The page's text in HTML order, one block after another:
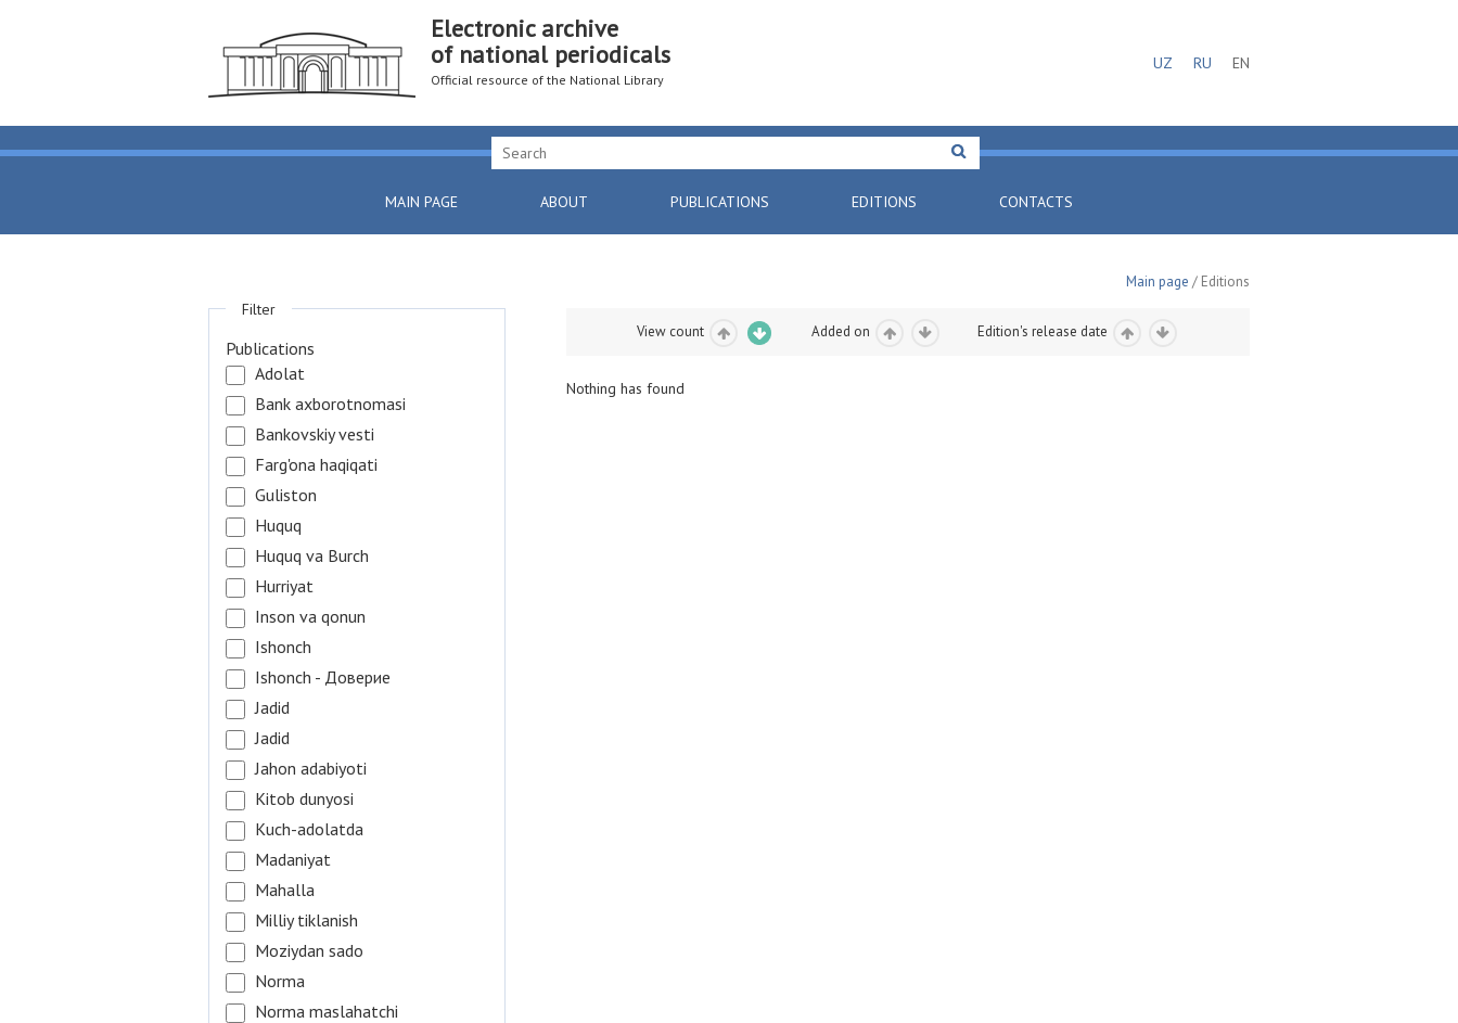
Electronic archive
of national periodicals
Official resource of the National Library
UZ RU EN
MAIN PAGE ABOUT PUBLICATIONS EDITIONS CONTACTS
Main page / Editions
View count Added on Edition's release date
Nothing has found
Filter
Publications
Adolat
Bank axborotnomasi
Bankovskiy vesti
Farg'ona haqiqati
Guliston
Huquq
Huquq va Burch
Hurriyat
Inson va qonun
Ishonch
Ishonch - Доверие
Jadid
Jadid
Jahon adabiyoti
Kitob dunyosi
Kuch-adolatda
Madaniyat
Mahalla
Milliy tiklanish
Moziydan sado
Norma
Norma maslahatchi